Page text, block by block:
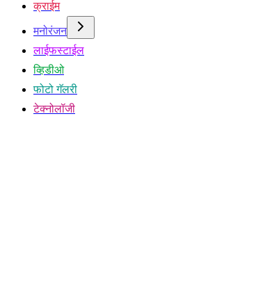
क्राईम
मनोरंजन
लाईफस्टाईल
व्हिडीओ
फोटो गॅलरी
टेक्नोलॉजी